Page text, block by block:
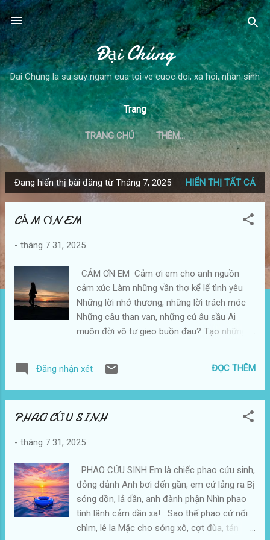
Chuyển đến nội dung chính
Đại Chúng
Dai Chung la su suy ngam cua toi ve cuoc doi, xa hoi, nhan sinh
Trang
TRANG CHỦ THÊM…
B
à
Đang hiển thị bài đăng từ Tháng 7, 2025 HIỂN THỊ TẤT CẢ
CẢM ƠN EM
- tháng 7 31, 2025
CẢM ƠN EM Cảm ơi em cho anh nguồn
cảm xúc Làm những vần thơ kể lể tình yêu
Những lời nhớ thương, những lời trách móc
Những câu than van, những cú âu sầu Ai
muôn đời vô tư gieo buồn đau? Tạo những
làm đắm đuối thơ ca? Cảm ơn em dù tình đã
phôi pha Theo dòng thời gian xóa nhòa năm
Khắc tâm can anh một vết thương lòng!
còn đâu mà thắm lại Nhưng nguyện cầu
cảm hứng thơ ca!... Anh đã từng đi để dứt
gánh duyên hờ Rồi lại về vì đã vương thương
nhớ Chẳng giúp được gì, hồn thêm buồn khổ
Lại chìm vào toàn chuyện dại khờ!... Coi như
xong, thuyền đã rời bờ Gom thương nhớ dấu
Đăng nhận xét ĐỌC THÊM
PHAO CỨU SINH
- tháng 7 31, 2025
PHAO CỨU SINH Em là chiếc phao cứu sinh,
đỏng đảnh Anh bơi đến gần, em cứ lảng ra Bị
sóng dồn, lả dần, anh đành phận Nhìn phao
tình lãnh cảm dần xa! Sao thế phao cứ nổi
chìm, lê la Mặc cho sóng xô, cợt đùa, tán